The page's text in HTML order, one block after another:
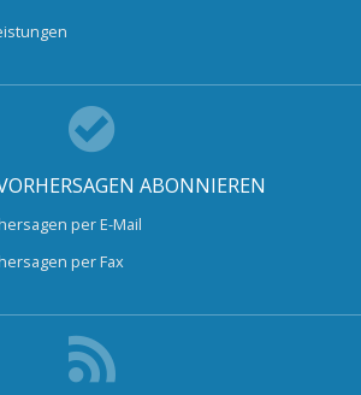
ABONNIEREN
per E-Mail
per Fax